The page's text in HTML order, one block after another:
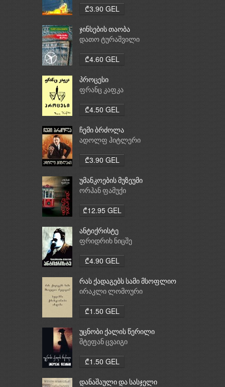
₾3.90 GEL
ჯინსების თაობა
დათო ტურაშვილი
₾4.60 GEL
პროცესი
ფრანც კაფკა
₾4.50 GEL
ჩემი ბრძოლა
ადოლფ ჰიტლერი
₾3.90 GEL
უმანკოების მუზეუმი
ორჰან ფამუქი
₾12.95 GEL
ანტიქრისტე
ფრიდრიხ ნიცშე
₾4.90 GEL
რას ქადაგებს სამი მსოფლიო
რელიგია: ბუდიზმი,
ირაკლი ლომოური
₾1.50 GEL
უცნობი ქალის წერილი
შტეფან ცვაიგი
₾1.50 GEL
დანაშაული და სასჯელი